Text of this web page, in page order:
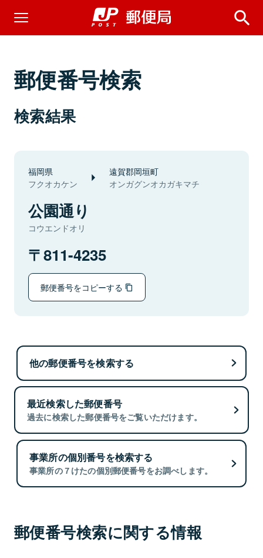
郵便番号検索
検索結果
福岡県
フクオカケン
遠賀郡岡垣町
オンガグンオカガキマチ
公園通り
コウエンドオリ
811-4235
郵便番号をコピーする
他の郵便番号を検索する
最近検索した郵便番号
過去に検索した郵便番号をご覧いただけます。
事業所の個別番号を検索する
事業所の７けたの個別郵便番号をお調べします。
郵便番号検索に関する情報